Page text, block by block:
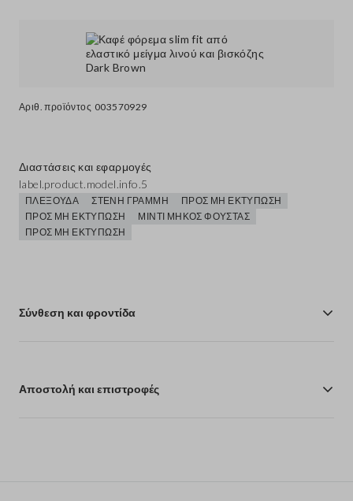
Αριθ. προϊόντος 003570929
Διαστάσεις και εφαρμογές
label.product.model.info.5
ΠΛΕΞΟΎΔΑ ΣΤΕΝΉ ΓΡΑΜΜΉ
ΠΡΟΣ ΜΗ ΕΚΤΎΠΩΣΗ
ΠΡΟΣ ΜΗ ΕΚΤΎΠΩΣΗ
ΜΊΝΤΙ ΜΉΚΟΣ ΦΟΎΣΤΑΣ
ΠΡΟΣ ΜΗ ΕΚΤΎΠΩΣΗ
Σύνθεση και φροντίδα
Αποστολή και επιστροφές